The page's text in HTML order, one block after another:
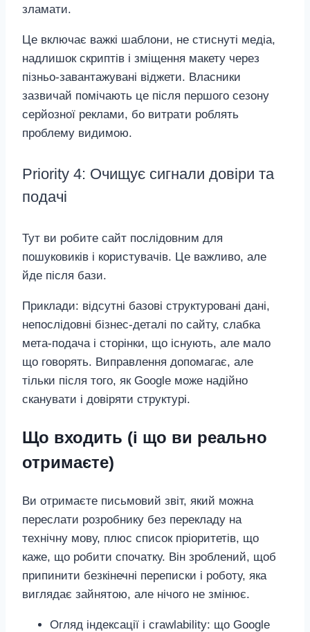
зламати.
Це включає важкі шаблони, не стиснуті медіа,
надлишок скриптів і зміщення макету через
пізньо‑завантажувані віджети. Власники
зазвичай помічають це після першого сезону
серйозної реклами, бо витрати роблять
проблему видимою.
Priority 4: Очищує сигнали довіри та
подачі
Тут ви робите сайт послідовним для
пошуковиків і користувачів. Це важливо, але
йде після бази.
Приклади: відсутні базові структуровані дані,
непослідовні бізнес‑деталі по сайту, слабка
мета‑подача і сторінки, що існують, але мало
що говорять. Виправлення допомагає, але
тільки після того, як Google може надійно
сканувати і довіряти структурі.
Що входить (і що ви реально
отримаєте)
Ви отримаєте письмовий звіт, який можна
переслати розробнику без перекладу на
технічну мову, плюс список пріоритетів, що
каже, що робити спочатку. Він зроблений, щоб
припинити безкінечні переписки і роботу, яка
виглядає зайнятою, але нічого не змінює.
Огляд індексації і crawlability: що Google